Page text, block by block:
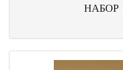
НАБОР